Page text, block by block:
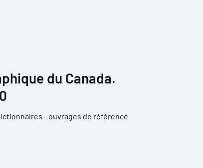
du Canada.
- ouvrages de référence